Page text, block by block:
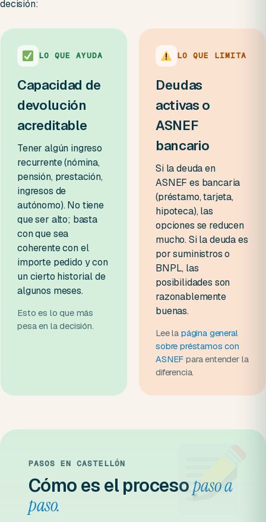
decisión:
LO QUE AYUDA
Capacidad de
devolución
acreditable
Tener algún ingreso
recurrente (nómina,
pensión, prestación,
ingresos de
autónomo). No tiene
que ser alto; basta
con que sea
coherente con el
importe pedido y con
un cierto historial de
algunos meses.
Esto es lo que más
pesa en la decisión.
LO QUE LIMITA
Deudas
activas o
ASNEF
bancario
Si la deuda en
ASNEF es bancaria
(préstamo, tarjeta,
hipoteca), las
opciones se reducen
mucho. Si la deuda es
por suministros o
BNPL, las
posibilidades son
razonablemente
buenas.
Lee la página general
sobre préstamos con
ASNEF para entender la
diferencia.
PASOS EN CASTELLÓN
Cómo es el procesopaso a
paso.